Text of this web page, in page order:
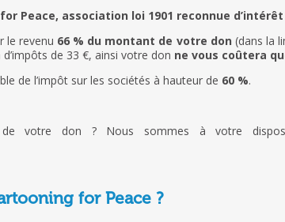
Peace, association loi 1901 reconnue
le revenu 66 % du montant de votre don (dans la
de 33 €, ainsi votre don ne vous coûtera
de l’impôt sur les sociétés à hauteur de 60 %.
votre don ? Nous sommes à votre
for Peace ?